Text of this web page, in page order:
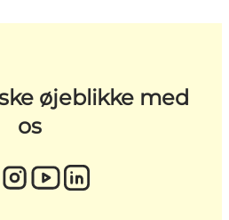
øjeblikke med
os